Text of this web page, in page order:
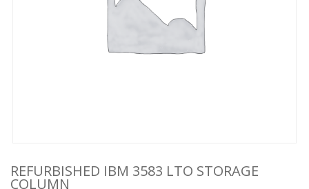
REFURBISHED IBM 3583 LTO STORAGE
COLUMN